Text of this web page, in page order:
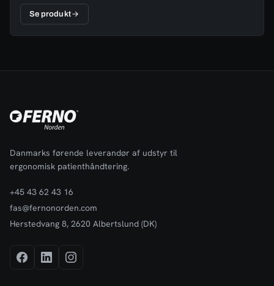
tilfælde. Den er designet med de samme performancebaserede
principper som moderne ambulancebårer og leverer høj
optimerede geometri og ergonomiske håndtering gør den til en
klar videreudvikling af traditionelle mortuariumsvogne.Vigtige
stabilitet ved høj belastningBredere platform for bedre
vægtfordeling og kontrolHøjere arbejdshøjde for forbedret
transport og bedre manøvredygtighed
Se produkt
Danmarks førende leverandør af udstyr til
ergonomisk patienthåndtering.
+45 43 62 43 16
fas@fernonorden.com
Herstedvang 8, 2620 Albertslund (DK)